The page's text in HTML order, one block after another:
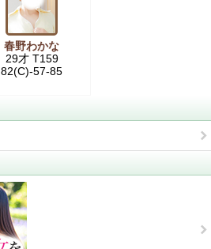
春野わかな
29才 T159
82(C)-57-85